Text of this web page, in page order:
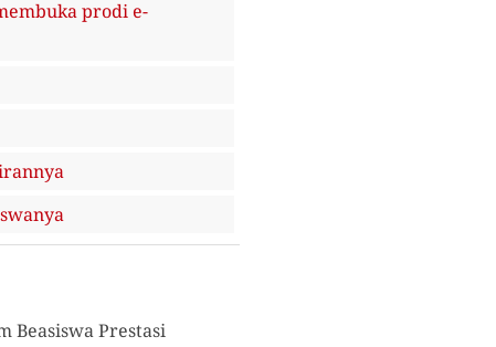
prodi e-
Beasiswa Prestasi